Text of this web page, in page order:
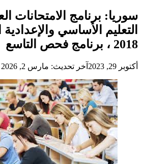
سوريا: برنامج الامتحانات
التعليم الأساسي
2018 ، برنامج فحص التاسع
أكتوبر 29, 2023 آخر تحديث: مارس 2, 2026